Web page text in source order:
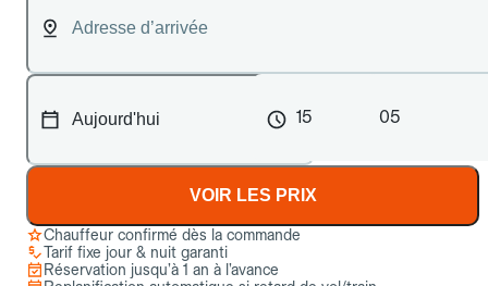
15 05
VOIR LES PRIX
Chauffeur confirmé dès la commande
Tarif fixe jour & nuit garanti
Réservation jusqu’à 1 an à l’avance